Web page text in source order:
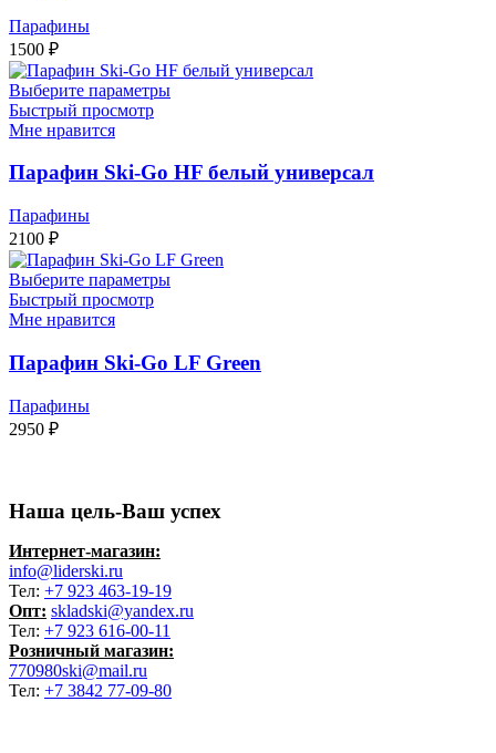
Парафины
1500 ₽
Выберите параметры
Быстрый просмотр
Мне нравится
Парафин Ski-Go HF белый универсал
Парафины
2100 ₽
Выберите параметры
Быстрый просмотр
Мне нравится
Парафин Ski-Go LF Green
Парафины
2950 ₽
Наша цель-Ваш успех
Интернет-магазин:
info@liderski.ru
Тел: +7 923 463-19-19
Опт: skladski@yandex.ru
Тел: +7 923 616-00-11
Розничный магазин:
770980ski@mail.ru
Тел: +7 3842 77-09-80